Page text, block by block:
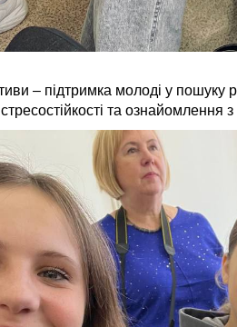
– підтримка молоді у
та